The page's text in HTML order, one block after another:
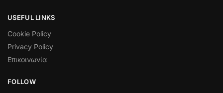
USEFUL LINKS
Cookie Policy
Privacy Policy
Επικοινωνία
FOLLOW